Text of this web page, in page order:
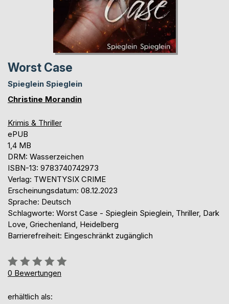
Worst Case
Spieglein Spieglein
Christine Morandin
Krimis & Thriller
ePUB
1,4 MB
DRM: Wasserzeichen
ISBN-13: 9783740742973
Verlag: TWENTYSIX CRIME
Erscheinungsdatum: 08.12.2023
Sprache: Deutsch
Schlagworte: Worst Case - Spieglein Spieglein, Thriller, Dark
Love, Griechenland, Heidelberg
Barrierefreiheit: Eingeschränkt zugänglich
Bewertung::
0%
0 Bewertungen
erhältlich als: